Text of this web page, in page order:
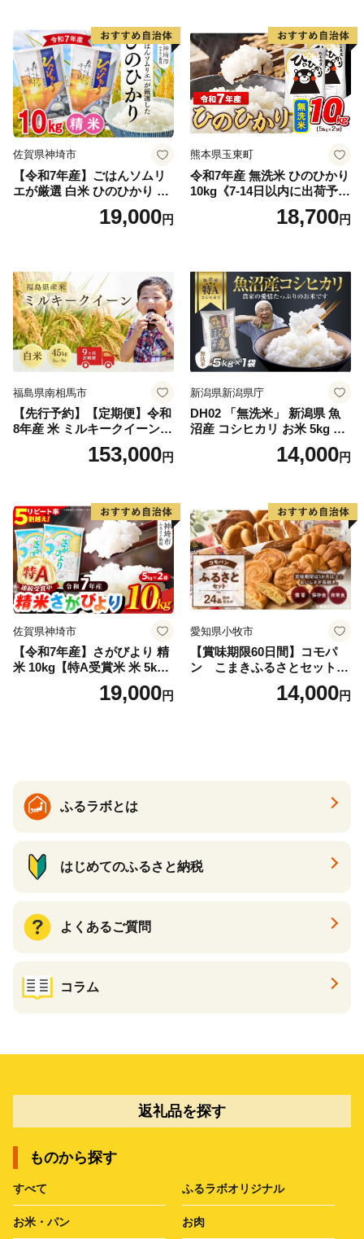
野町産 Elevation
佐賀県神埼市
【令和7年産】ごはんソムリ
エが厳選 白米 ひのひかり 10
米 10kg 5kg×2 ひのひかり ブ
19,000円
熊本県玉東町
令和7年産 無洗米 ひのひかり
10kg《7-14日以内に出荷予定
(土日祝除く)》コメ 米 無洗米
令和7年産 高レビュー｜人気
18,700円
福島県南相馬市
【先行予約】【定期便】令和
8年産 米 ミルキークイーン
白米 45kg (5kg×9回) | ミルキ
ークイーン 米5kg 福島 福島
福島県 南相馬市 cu006-ae
153,000円
新潟県新潟県庁
DH02 「無洗米」 新潟県 魚
沼産 コシヒカリ お米 5kg こ
しひかり 精米 米（お米の美
味しい炊き方ガイド付き）
14,000円
佐賀県神埼市
【令和7年産】さがびより 精
米 10kg【特A受賞米 米 5kg×
2袋 お米 コメ こめ 国産 美味
しい ブランド米 人気 ランキ
19,000円
愛知県小牧市
【賞味期限60日間】コモパ
ン こまきふるさとセット
（24個入り）／災害用備蓄
保存食 非常食 防災グッズに
14,000円
ふるラボとは
はじめてのふるさと納税
よくあるご質問
コラム
返礼品を探す
ものから探す
すべて ふるラボオリジナル
お米・パン お肉